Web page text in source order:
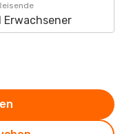
Erwachsener